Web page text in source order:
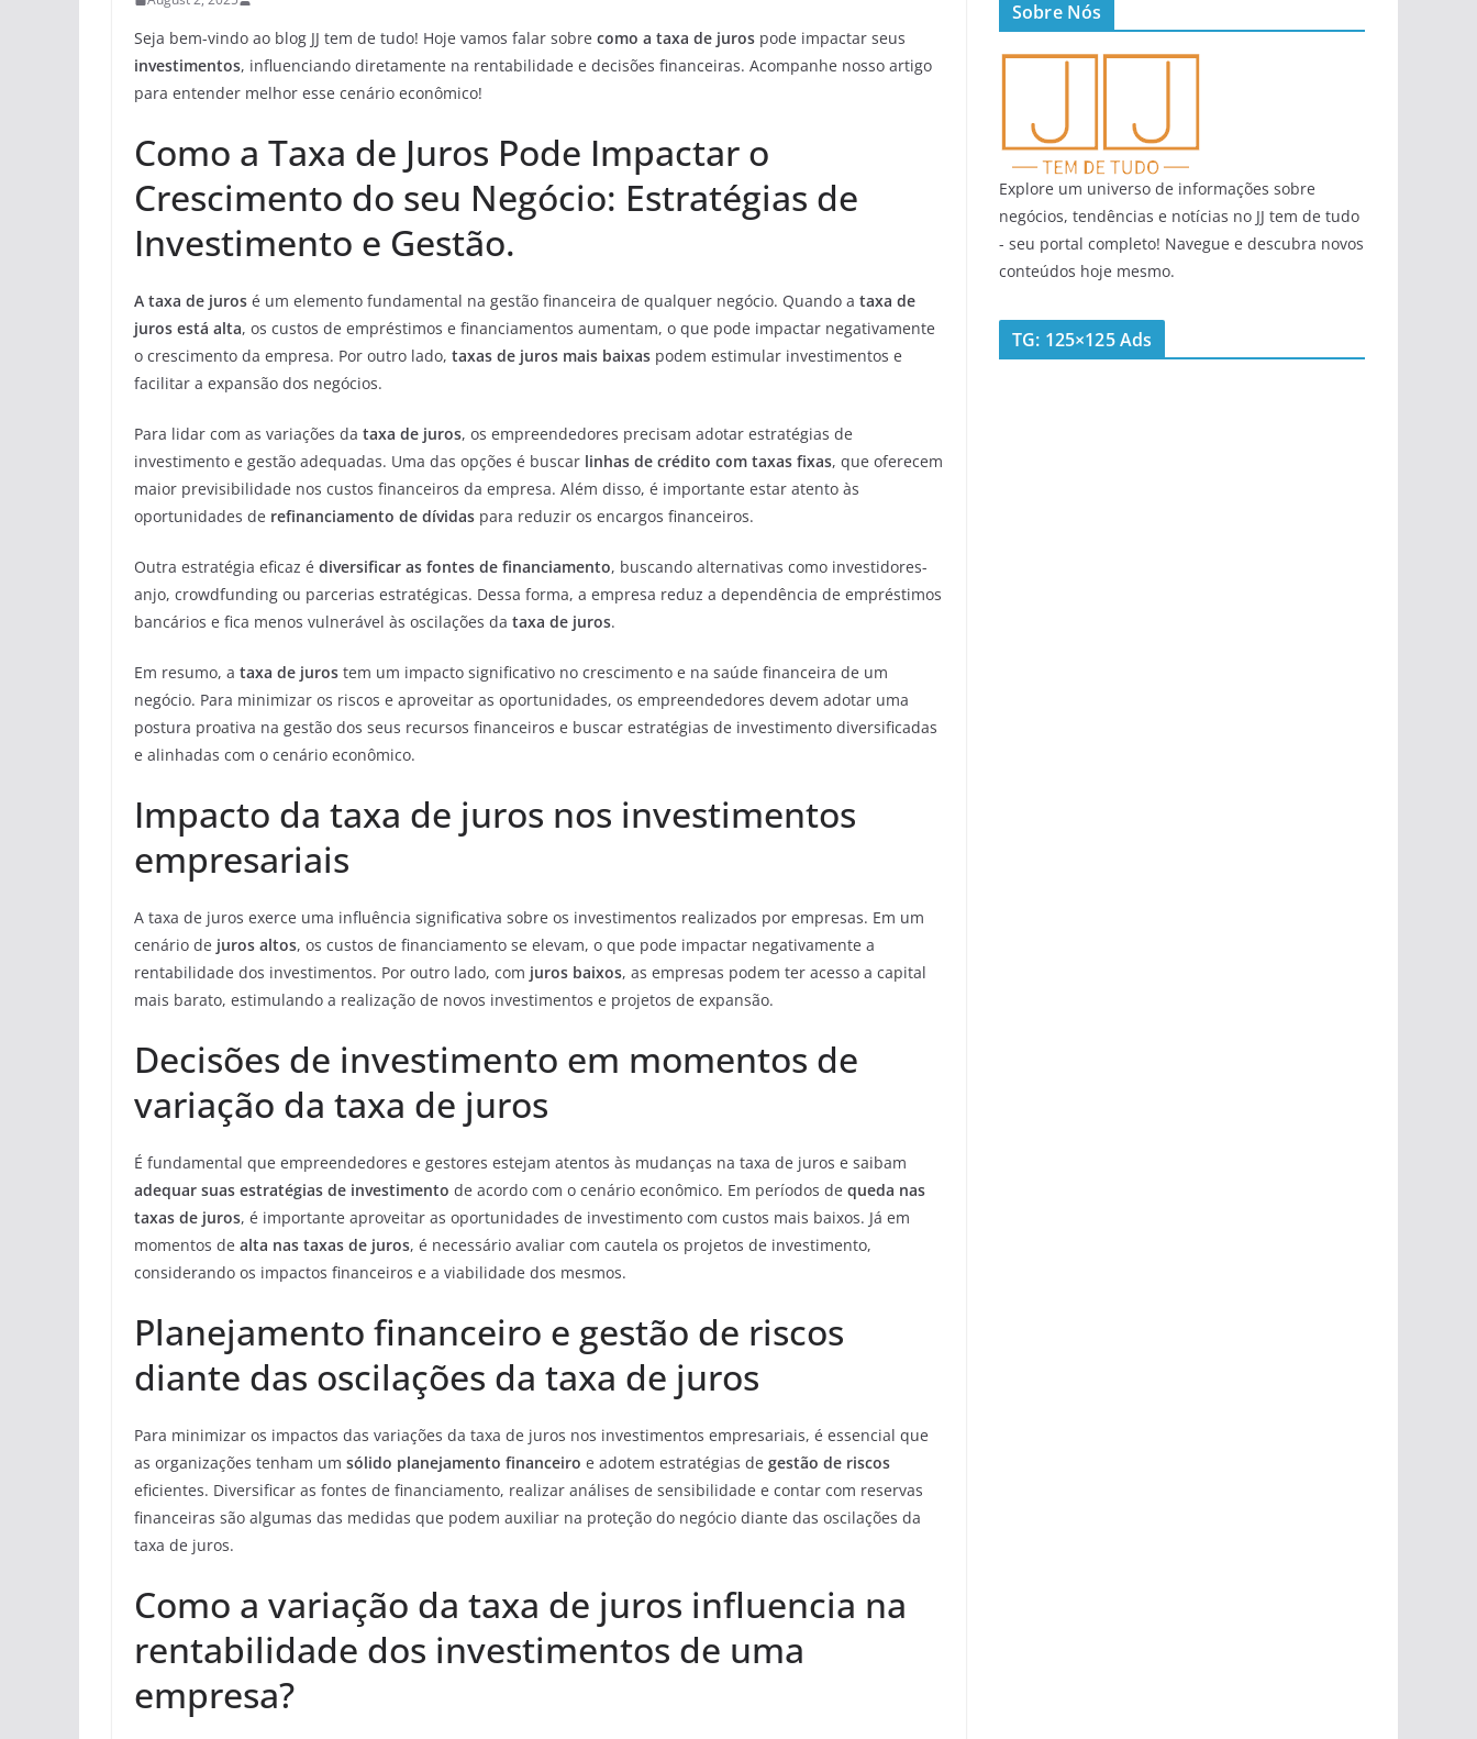
Seja bem-vindo ao blog JJ tem de tudo! Hoje vamos falar sobre como a taxa de juros pode impactar seus
investimentos, influenciando diretamente na rentabilidade e decisões financeiras. Acompanhe nosso artigo
para entender melhor esse cenário econômico!
Como a Taxa de Juros Pode Impactar o
Crescimento do seu Negócio: Estratégias de
Investimento e Gestão.
A taxa de juros é um elemento fundamental na gestão financeira de qualquer negócio. Quando a taxa de
juros está alta, os custos de empréstimos e financiamentos aumentam, o que pode impactar negativamente
o crescimento da empresa. Por outro lado, taxas de juros mais baixas podem estimular investimentos e
facilitar a expansão dos negócios.
Para lidar com as variações da taxa de juros, os empreendedores precisam adotar estratégias de
investimento e gestão adequadas. Uma das opções é buscar linhas de crédito com taxas fixas, que oferecem
maior previsibilidade nos custos financeiros da empresa. Além disso, é importante estar atento às
oportunidades de refinanciamento de dívidas para reduzir os encargos financeiros.
Outra estratégia eficaz é diversificar as fontes de financiamento, buscando alternativas como investidores-
anjo, crowdfunding ou parcerias estratégicas. Dessa forma, a empresa reduz a dependência de empréstimos
bancários e fica menos vulnerável às oscilações da taxa de juros.
Em resumo, a taxa de juros tem um impacto significativo no crescimento e na saúde financeira de um
negócio. Para minimizar os riscos e aproveitar as oportunidades, os empreendedores devem adotar uma
postura proativa na gestão dos seus recursos financeiros e buscar estratégias de investimento diversificadas
e alinhadas com o cenário econômico.
Impacto da taxa de juros nos investimentos
empresariais
A taxa de juros exerce uma influência significativa sobre os investimentos realizados por empresas. Em um
cenário de juros altos, os custos de financiamento se elevam, o que pode impactar negativamente a
rentabilidade dos investimentos. Por outro lado, com juros baixos, as empresas podem ter acesso a capital
mais barato, estimulando a realização de novos investimentos e projetos de expansão.
Decisões de investimento em momentos de
variação da taxa de juros
É fundamental que empreendedores e gestores estejam atentos às mudanças na taxa de juros e saibam
adequar suas estratégias de investimento de acordo com o cenário econômico. Em períodos de queda nas
taxas de juros, é importante aproveitar as oportunidades de investimento com custos mais baixos. Já em
momentos de alta nas taxas de juros, é necessário avaliar com cautela os projetos de investimento,
considerando os impactos financeiros e a viabilidade dos mesmos.
Planejamento financeiro e gestão de riscos
diante das oscilações da taxa de juros
Para minimizar os impactos das variações da taxa de juros nos investimentos empresariais, é essencial que
as organizações tenham um sólido planejamento financeiro e adotem estratégias de gestão de riscos
eficientes. Diversificar as fontes de financiamento, realizar análises de sensibilidade e contar com reservas
financeiras são algumas das medidas que podem auxiliar na proteção do negócio diante das oscilações da
taxa de juros.
Como a variação da taxa de juros influencia na
rentabilidade dos investimentos de uma
empresa?
Sobre Nós
Explore um universo de informações sobre
negócios, tendências e notícias no JJ tem de tudo
- seu portal completo! Navegue e descubra novos
conteúdos hoje mesmo.
TG: 125×125 Ads